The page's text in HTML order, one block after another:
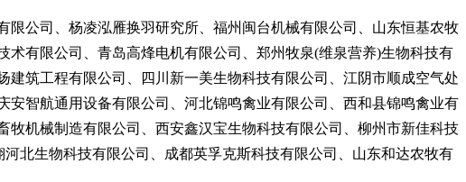
公司、杨凌泓雁换羽研究所、福州闽台机械有限公司、山东恒基农牧
有限公司、青岛高烽电机有限公司、郑州牧泉(维泉营养)生物科技有
筑工程有限公司、四川新一美生物科技有限公司、江阴市顺成空气处
智航通用设备有限公司、河北锦鸣禽业有限公司、西和县锦鸣禽业有
机械制造有限公司、西安鑫汉宝生物科技有限公司、柳州市新佳科技
北生物科技有限公司、成都英孚克斯科技有限公司、山东和达农牧有